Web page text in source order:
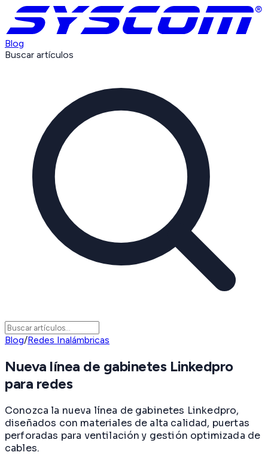
Blog
Buscar artículos
Blog/Redes Inalámbricas
Nueva línea de gabinetes Linkedpro
para redes
Conozca la nueva línea de gabinetes Linkedpro,
diseñados con materiales de alta calidad, puertas
perforadas para ventilación y gestión optimizada de
cables.